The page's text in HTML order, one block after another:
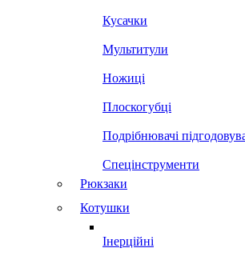
Кусачки
Мультитули
Ножиці
Плоскогубці
Подрібнювачі
Спецінструменти
Рюкзаки
Котушки
Інерційні